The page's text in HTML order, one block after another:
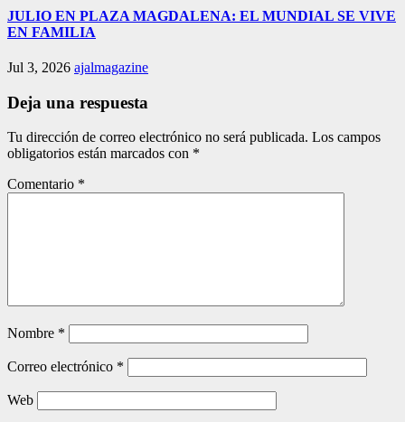
JULIO EN PLAZA MAGDALENA: EL MUNDIAL SE VIVE
EN FAMILIA
Jul 3, 2026 ajalmagazine
Deja una respuesta
Tu dirección de correo electrónico no será publicada. Los campos
obligatorios están marcados con *
Comentario *
Nombre *
Correo electrónico *
Web